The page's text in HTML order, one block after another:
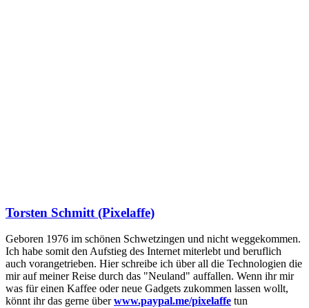
Torsten Schmitt (Pixelaffe)
Geboren 1976 im schönen Schwetzingen und nicht weggekommen.
Ich habe somit den Aufstieg des Internet miterlebt und beruflich
auch vorangetrieben. Hier schreibe ich über all die Technologien die
mir auf meiner Reise durch das "Neuland" auffallen. Wenn ihr mir
was für einen Kaffee oder neue Gadgets zukommen lassen wollt,
könnt ihr das gerne überwww.paypal.me/pixelaffe tun